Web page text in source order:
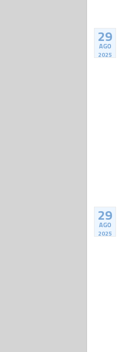
29
AGO
2025
29
AGO
2025